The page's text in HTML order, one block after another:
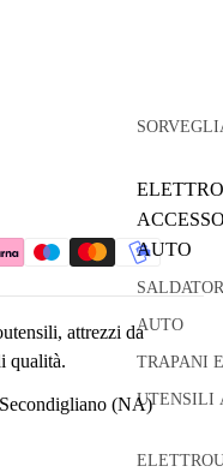
AUTO
AUTO
TRAPANI
UTENSILI
attrezzi da
qualità.
(NA)